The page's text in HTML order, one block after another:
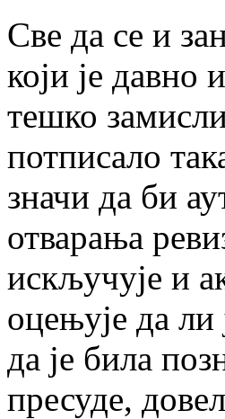
Све да се и
који је давно
тешко
потписало
значи да би
отварања
искључује и
оцењује да ли
да је била
пресуде,